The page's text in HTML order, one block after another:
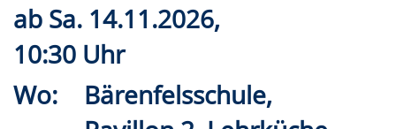
ab Sa. 14.11.2026,
10:30 Uhr
Wo:
Bärenfelsschule,